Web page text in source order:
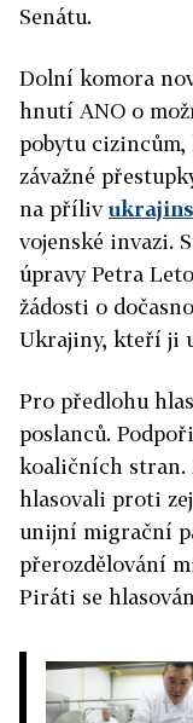
Senátu.
Dolní komora
hnutí ANO o
pobytu cizincům,
závažné
na příliv
vojenské invazi.
úpravy Petra
žádosti o
Ukrajiny, kteří ji
Pro předlohu
poslanců.
koaličních stran.
hlasovali proti
unijní migrační
přerozdělování
Piráti se